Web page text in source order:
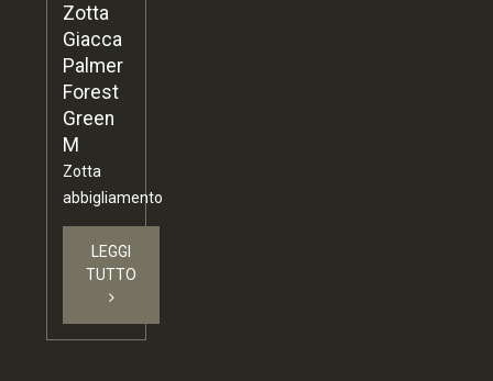
Zotta
Giacca
Palmer
Forest
Green
M
Zotta
abbigliamento
LEGGI
TUTTO